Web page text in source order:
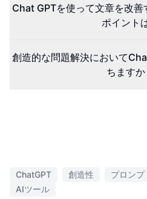
Chat GPTを使って文章を改善
ポイント
創造的な問題解決において
ちますか
ChatGPT 創造性 プロンプ
AIツール